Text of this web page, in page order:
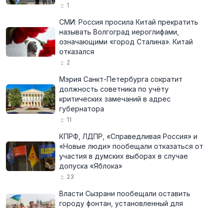
1
СМИ: Россия просила Китай прекратить
называть Волгоград иероглифами,
означающими «город Сталина». Китай
отказался
2
Мэрия Санкт-Петербурга сократит
должность советника по учёту
критических замечаний в адрес
губернатора
11
КПРФ, ЛДПР, «Справедливая Россия» и
«Новые люди» пообещали отказаться от
участия в думских выборах в случае
допуска «Яблока»
23
Власти Сызрани пообещали оставить
городу фонтан, установленный для